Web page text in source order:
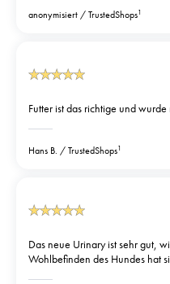
anonymisiert TrustedShops1
Futter ist das richtige und
Hans B. TrustedShops1
Das neue Urinary ist sehr gut,
Wohlbefinden des Hundes hat